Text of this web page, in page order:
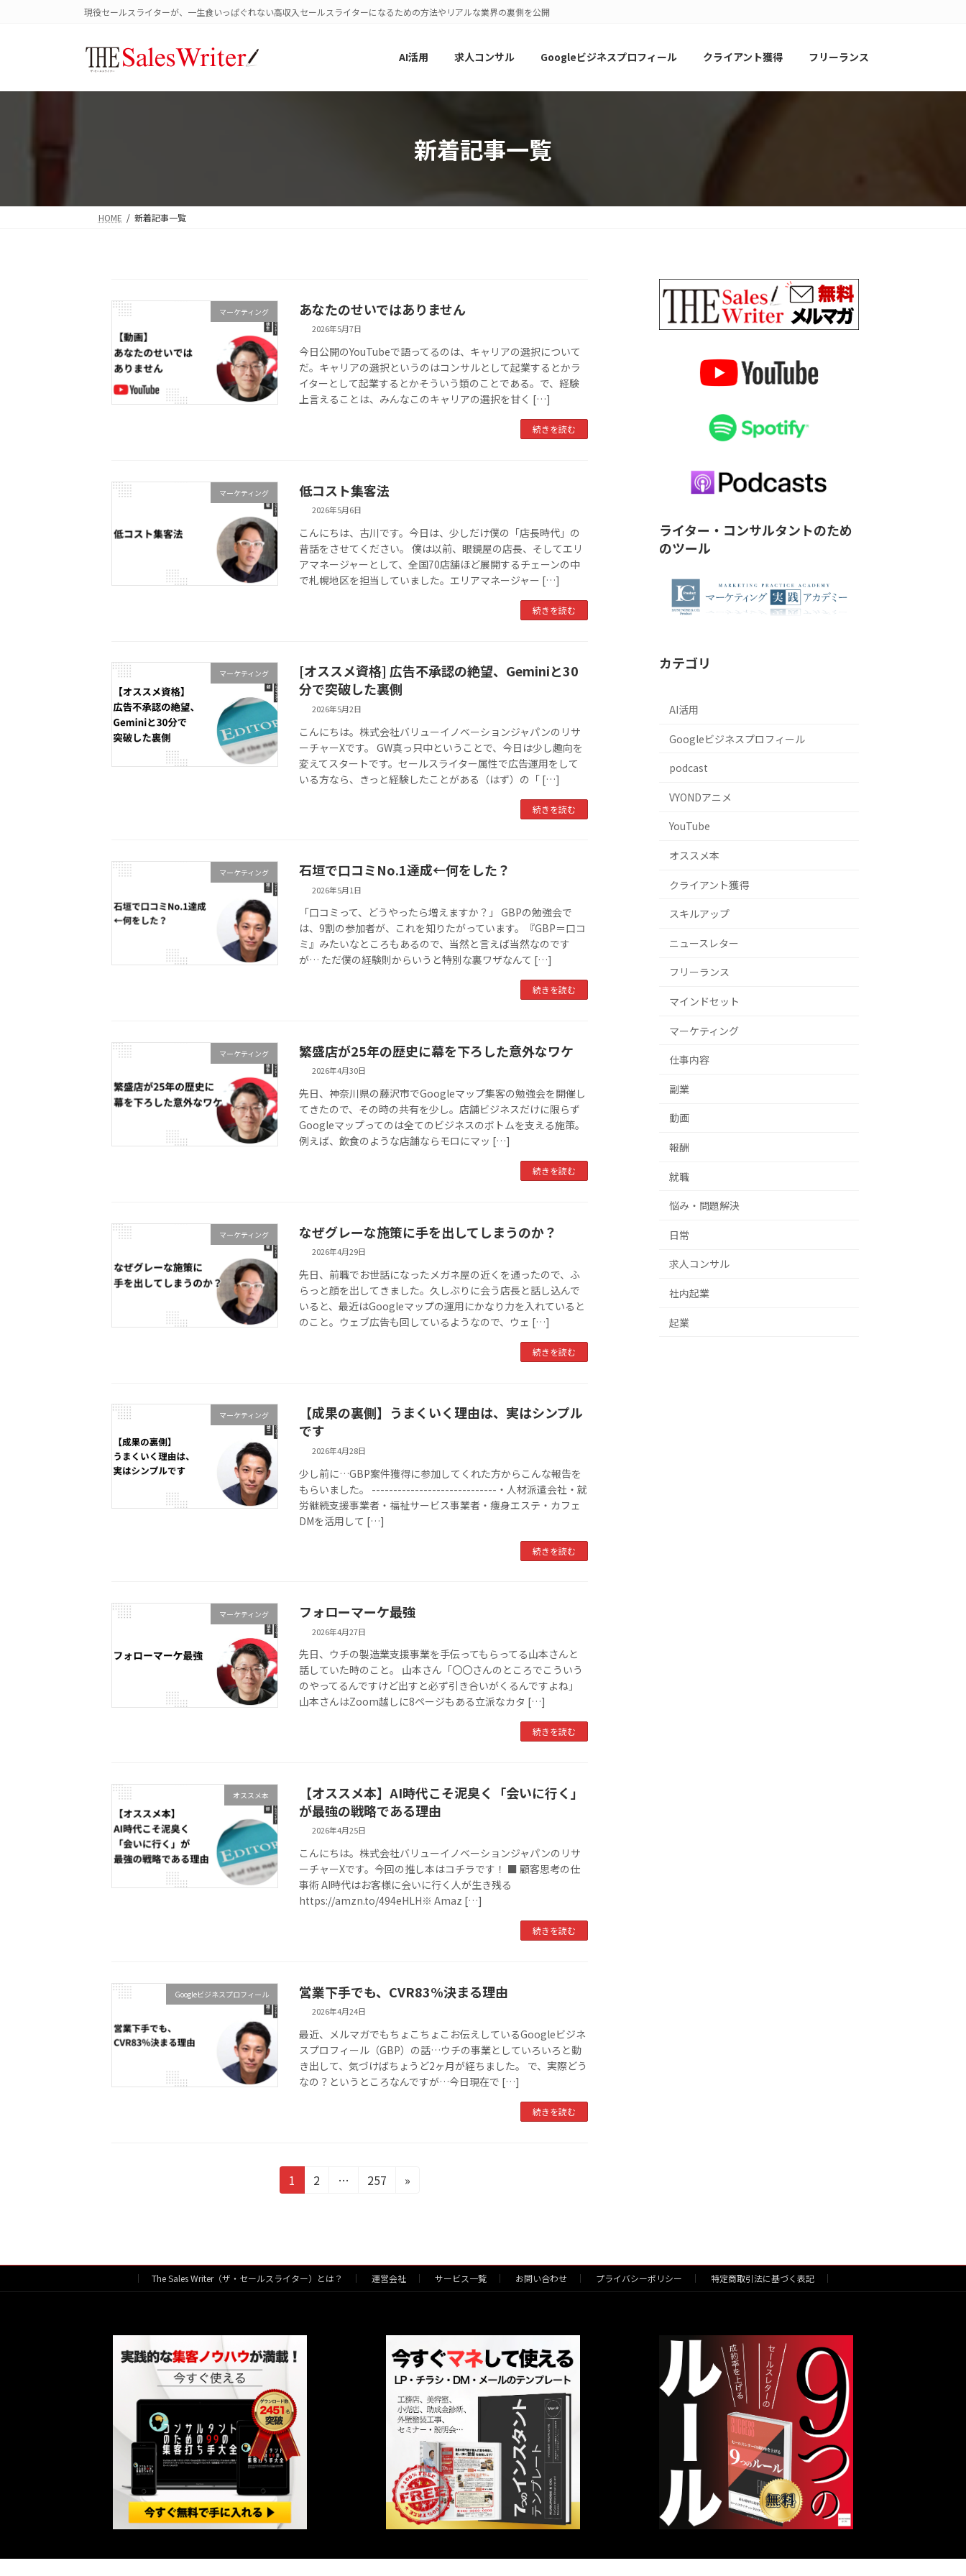
へ
ョ
現役セールスライターが、一生食いっぱぐれない高収入セールスライターになるための方法やリアルな業界の裏側を公開
AI活用 求人コンサル Googleビジネスプロフィール クライアント獲得 フリーランス
新着記事一覧
HOME 新着記事一覧
マーケティング あなたのせいではありません
2026年5月7日
今日公開のYouTubeで語ってるのは、キャリアの選択について
だ。キャリアの選択というのはコンサルとして起業するとかラ
イターとして起業するとかそういう類のことである。で、経験
上言えることは、みんなこのキャリアの選択を甘く […]
続きを読む
マーケティング 低コスト集客法
2026年5月6日
こんにちは、古川です。今日は、少しだけ僕の「店長時代」の
昔話をさせてください。 僕は以前、眼鏡屋の店長、そしてエリ
アマネージャーとして、全国70店舗ほど展開するチェーンの中
で札幌地区を担当していました。エリアマネージャー […]
続きを読む
マーケティング
[オススメ資格] 広告不承認の絶望、Geminiと30
分で突破した裏側
2026年5月2日
こんにちは。株式会社バリューイノベーションジャパンのリサ
ーチャーXです。 GW真っ只中ということで、今日は少し趣向を
変えてスタートです。セールスライター属性で広告運用をして
いる方なら、きっと経験したことがある（はず）の「 […]
続きを読む
マーケティング 石垣で口コミNo.1達成←何をした？
2026年5月1日
「口コミって、どうやったら増えますか？」 GBPの勉強会で
は、9割の参加者が、これを知りたがっています。『GBP＝口コ
ミ』みたいなところもあるので、当然と言えば当然なのです
が… ただ僕の経験則からいうと特別な裏ワザなんて […]
続きを読む
マーケティング 繁盛店が25年の歴史に幕を下ろした意外なワケ
2026年4月30日
先日、神奈川県の藤沢市でGoogleマップ集客の勉強会を開催し
てきたので、その時の共有を少し。店舗ビジネスだけに限らず
Googleマップってのは全てのビジネスのボトムを支える施策。
例えば、飲食のような店舗ならモロにマッ […]
続きを読む
マーケティング なぜグレーな施策に手を出してしまうのか？
2026年4月29日
先日、前職でお世話になったメガネ屋の近くを通ったので、ふ
らっと顔を出してきました。久しぶりに会う店長と話し込んで
いると、最近はGoogleマップの運用にかなり力を入れていると
のこと。ウェブ広告も回しているようなので、ウェ […]
続きを読む
マーケティング
【成果の裏側】うまくいく理由は、実はシンプル
です
2026年4月28日
少し前に…GBP案件獲得に参加してくれた方からこんな報告を
もらいました。 -----------------------------・人材派遣会社・就
労継続支援事業者・福祉サービス事業者・痩身エステ・カフェ
DMを活用して […]
続きを読む
マーケティング フォローマーケ最強
2026年4月27日
先日、ウチの製造業支援事業を手伝ってもらってる山本さんと
話していた時のこと。 山本さん「〇〇さんのところでこういう
のやってるんですけど出すと必ず引き合いがくるんですよね」
山本さんはZoom越しに8ページもある立派なカタ […]
続きを読む
オススメ本
【オススメ本】AI時代こそ泥臭く「会いに行く」
が最強の戦略である理由
2026年4月25日
こんにちは。株式会社バリューイノベーションジャパンのリサ
ーチャーXです。今回の推し本はコチラです！ ■ 顧客思考の仕
事術 AI時代はお客様に会いに行く人が生き残る
https://amzn.to/494eHLH※ Amaz […]
続きを読む
Googleビジネスプロフィール 営業下手でも、CVR83%決まる理由
2026年4月24日
最近、メルマガでもちょこちょこお伝えしているGoogleビジネ
スプロフィール（GBP）の話…ウチの事業としていろいろと動
き出して、気づけばちょうど2ヶ月が経ちました。 で、実際どう
なの？というところなんですが…今日現在で […]
続きを読む
ペ
ー
送
固
定
1
固
2 …
固
257 »
ライター・コンサルタントのため
のツール
カテゴリ
AI活用
Googleビジネスプロフィール
podcast
VYONDアニメ
YouTube
オススメ本
クライアント獲得
スキルアップ
ニュースレター
フリーランス
マインドセット
マーケティング
仕事内容
副業
動画
報酬
就職
悩み・問題解決
日常
求人コンサル
社内起業
起業
The Sales Writer（ザ・セールスライター）とは？ 運営会社 サービス一覧 お問い合わせ プライバシーポリシー 特定商取引法に基づく表記
Copyright © The Sales Writer ザ・セールスライター All Rights Reserved.